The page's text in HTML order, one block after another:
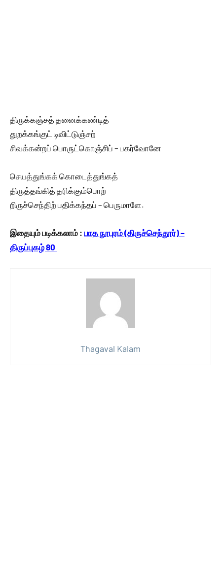
திருக்கஞ்சத் தனைக்கண்டித்
துறக்கங்குட் டிவிட்டுஞ்சற்
சிவக்கன்றப் பொருட்கொஞ்சிப் – பகர்வோனே
செயத்துங்கக் கொடைத்துங்கத்
திருத்தங்கித் தரிக்கும்பொற்
றிருச்செந்திற் பதிக்கந்தப் – பெருமாளே.
இதையும் படிக்கலாம் : பாத நூபுரம் (திருச்செந்தூர்) –
திருப்புகழ் 80
Thagaval Kalam